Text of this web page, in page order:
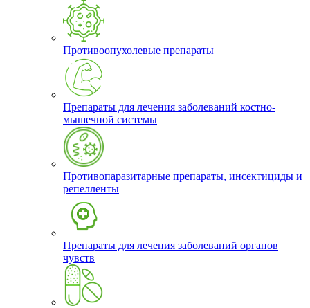
Противоопухолевые препараты
Препараты для лечения заболеваний костно-
мышечной системы
Противопаразитарные препараты, инсектициды и
репелленты
Препараты для лечения заболеваний органов
чувств